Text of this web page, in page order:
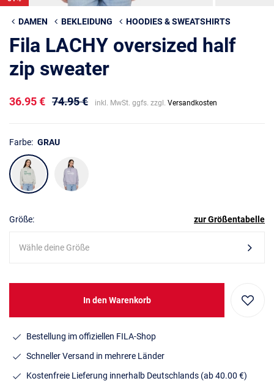
DAMEN BEKLEIDUNG HOODIES & SWEATSHIRTS
Fila LACHY oversized half
zip sweater
36.95 € 74.95 € inkl. MwSt. ggfs. zzgl. Versandkosten
Farbe: GRAU
Größe: zur Größentabelle
Wähle deine Größe
In den Warenkorb
Bestellung im offiziellen FILA-Shop
Schneller Versand in mehrere Länder
Kostenfreie Lieferung innerhalb Deutschlands (ab 40.00 €)